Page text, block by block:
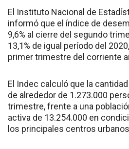
El Instituto Nacional de
informó que el índice de
9,6% al cierre del segundo
13,1% de igual período del
primer trimestre del corriente
El Indec calculó que la
de alrededor de 1.273.000
trimestre, frente a una
activa de 13.254.000 en
los principales centros